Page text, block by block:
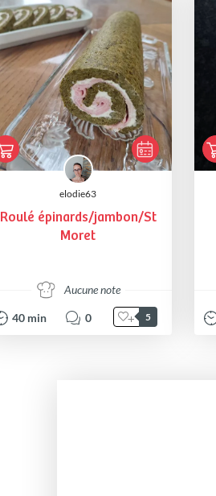
elodie63
Roulé épinards/jambon/St
Moret
Aucune note
40 min 0 5